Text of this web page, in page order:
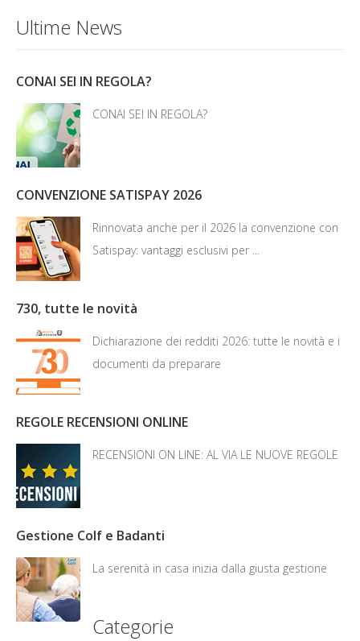
Ultime News
CONAI SEI IN REGOLA?
CONAI SEI IN REGOLA?
CONVENZIONE SATISPAY 2026
Rinnovata anche per il 2026 la convenzione con
Satispay: vantaggi esclusivi per ...
730, tutte le novità
Dichiarazione dei redditi 2026: tutte le novità e i
documenti da preparare
REGOLE RECENSIONI ONLINE
RECENSIONI ON LINE: AL VIA LE NUOVE REGOLE
Gestione Colf e Badanti
La serenità in casa inizia dalla giusta gestione
Categorie